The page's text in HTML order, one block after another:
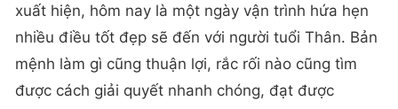
xuất hiện, hôm nay là một ngày vận trình hứa hẹn
nhiều điều tốt đẹp sẽ đến với người tuổi Thân. Bản
mệnh làm gì cũng thuận lợi, rắc rối nào cũng tìm
được cách giải quyết nhanh chóng, đạt được